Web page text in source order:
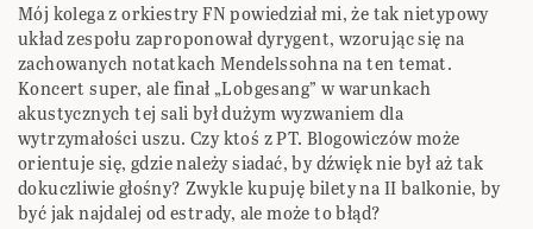
Mój kolega z orkiestry FN powiedział mi, że tak nietypowy
układ zespołu zaproponował dyrygent, wzorując się na
zachowanych notatkach Mendelssohna na ten temat.
Koncert super, ale finał „Lobgesang” w warunkach
akustycznych tej sali był dużym wyzwaniem dla
wytrzymałości uszu. Czy ktoś z PT. Blogowiczów może
orientuje się, gdzie należy siadać, by dźwięk nie był aż tak
dokuczliwie głośny? Zwykle kupuję bilety na II balkonie, by
być jak najdalej od estrady, ale może to błąd?